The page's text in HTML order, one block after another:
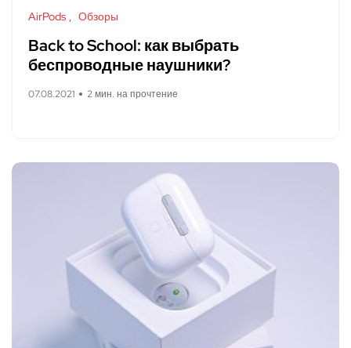
AirPods Обзоры
Back to School: как выбрать
беспроводные наушники?
07.08.2021 2 мин. на прочтение